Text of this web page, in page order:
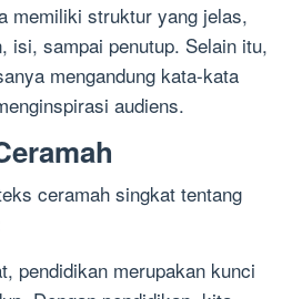
memiliki struktur yang jelas,
isi, sampai penutup. Selain itu,
mengandung kata-kata
audiens.
ceramah singkat tentang
pendidikan merupakan kunci